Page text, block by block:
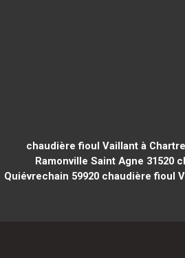
chaudière fioul Vaillant à
Ramonville Saint Agne 31520
Quiévrechain 59920 chaudière fioul